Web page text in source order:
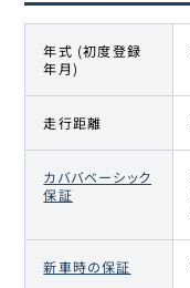
年式 (初度登録
年月)
走行距離
カババベーシック
保証
新車時の保証